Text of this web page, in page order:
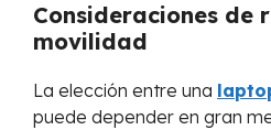
Consideraciones de
movilidad
La elección entre una
puede depender en gran